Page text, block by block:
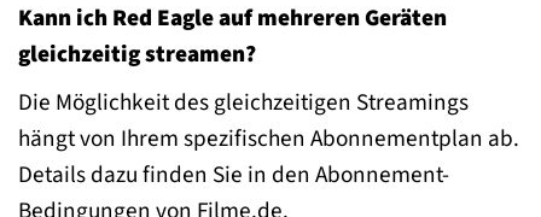
Kann ich Red Eagle auf mehreren Geräten
gleichzeitig streamen?
Die Möglichkeit des gleichzeitigen Streamings
hängt von Ihrem spezifischen Abonnementplan ab.
Details dazu finden Sie in den Abonnement-